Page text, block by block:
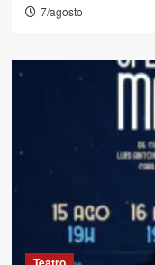
7/agosto